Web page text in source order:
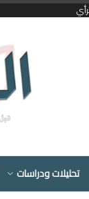
تحليلات ودراسات